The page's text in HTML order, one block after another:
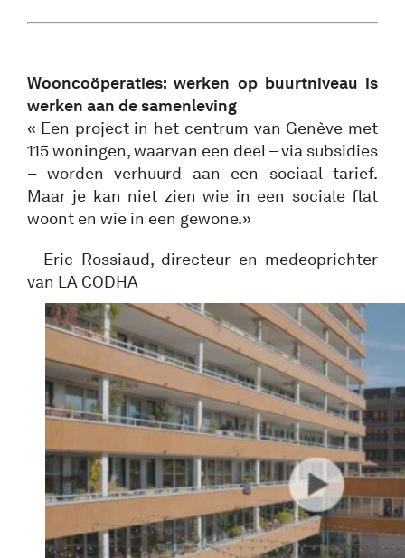
Wooncoöperaties: werken op buurtniveau is
werken aan de samenleving
« Een project in het centrum van Genève met
115 woningen, waarvan een deel – via subsidies
– worden verhuurd aan een sociaal tarief.
Maar je kan niet zien wie in een sociale flat
woont en wie in een gewone.»
– Eric Rossiaud, directeur en medeoprichter
van LA CODHA